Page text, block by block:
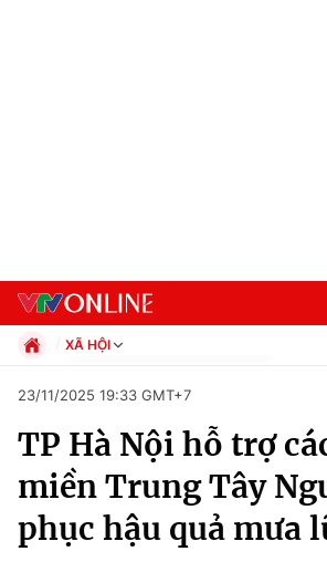
Chuyên mục
Chính trị
XÃ HỘI
Xã hội
Pháp luật
Kinh tế
Thể thao
Truyền hình
Văn hóa - Giải trí
23/11/2025 19:33 GMT+7
TP Hà Nội hỗ trợ
miền Trung Tây
phục hậu quả mưa